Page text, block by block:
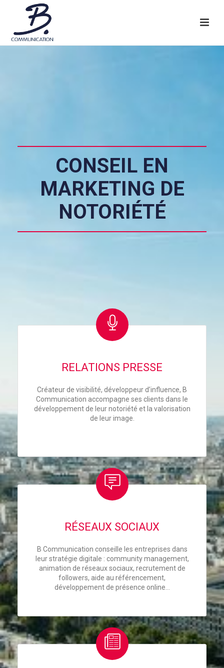
CONSEIL EN
MARKETING DE
NOTORIÉTÉ
RELATIONS PRESSE
Créateur de visibilité, développeur d’influence, B
Communication accompagne ses clients dans le
développement de leur notoriété et la valorisation
de leur image.
RÉSEAUX SOCIAUX
B Communication conseille les entreprises dans
leur stratégie digitale : community management,
animation de réseaux sociaux, recrutement de
followers, aide au référencement,
développement de présence online…